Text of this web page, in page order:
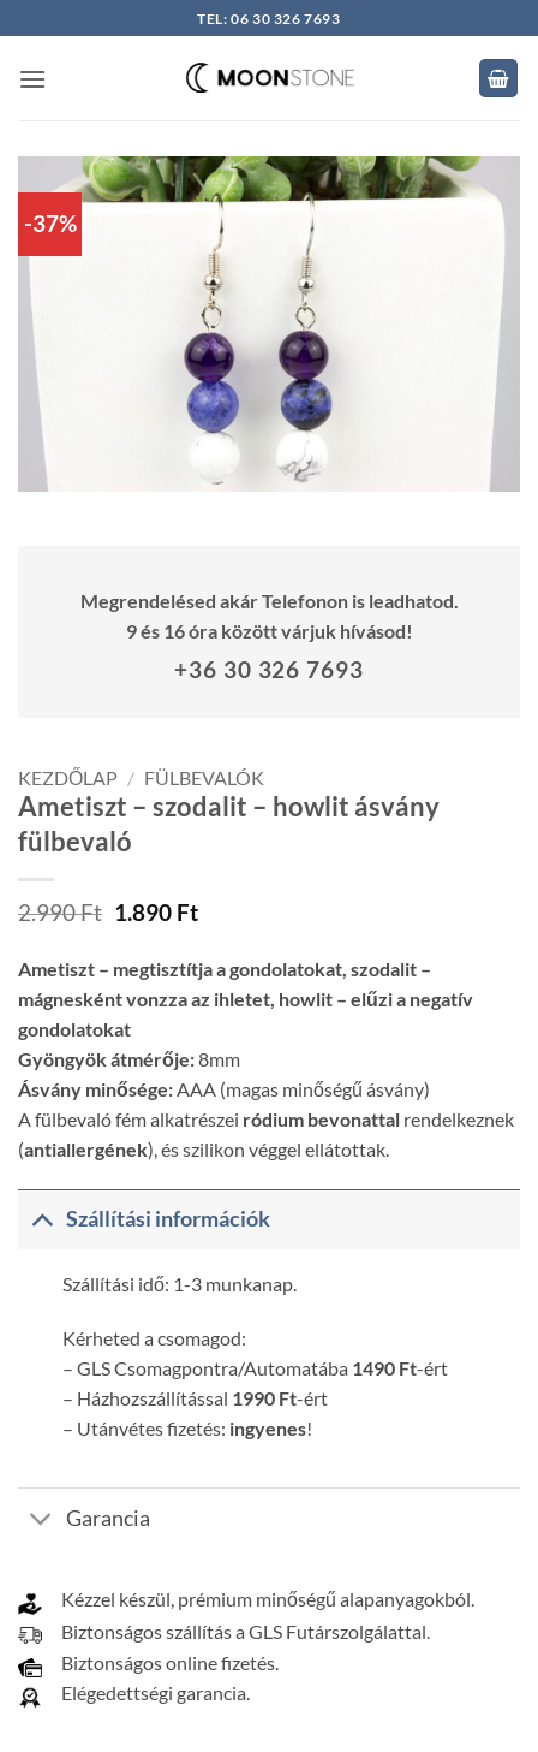
to
content
TEL: 06 30 326 7693
-37%
Megrendelésed akár Telefonon is leadhatod.
9 és 16 óra között várjuk hívásod!
+36 30 326 7693
KEZDŐLAP / FÜLBEVALÓK
Ametiszt – szodalit – howlit ásvány
fülbevaló
2.990Ft Original
was:
2.990 Ft.
1.890 FtCurrent
is:
1.890 Ft.
Ametiszt – megtisztítja a gondolatokat, szodalit –
mágnesként vonzza az ihletet, howlit – elűzi a negatív
gondolatokat
Gyöngyök átmérője:8mm
Ásvány minősége: AAA (magas minőségű ásvány)
A fülbevaló fém alkatrészei ródium bevonattal rendelkeznek
(antiallergének), és szilikon véggel ellátottak.
Szállítási információk
Szállítási idő: 1-3 munkanap.
Kérheted a csomagod:
– GLS Csomagpontra/Automatába 1490 Ft-ért
– Házhozszállítással 1990 Ft-ért
– Utánvétes fizetés: ingyenes!
Garancia
Kézzel készül, prémium minőségű alapanyagokból.
Biztonságos szállítás a GLS Futárszolgálattal.
Biztonságos online fizetés.
Elégedettségi garancia.